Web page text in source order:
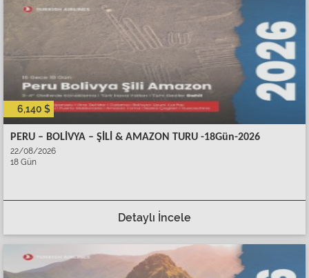
6,140 $
PERU – BOLİVYA – ŞİLİ & AMAZON TURU -18Gün-2026
22/08/2026
18 Gün
Detaylı İncele